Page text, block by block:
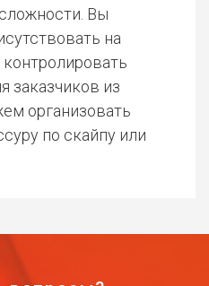
Вы
на
заказчиков из
организовать
по скайпу или